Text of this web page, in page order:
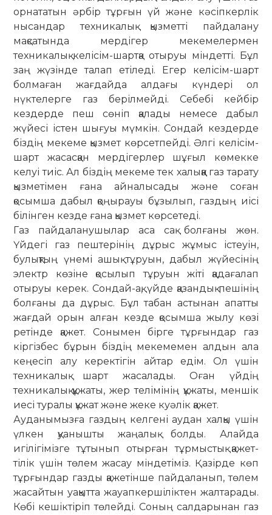
орнататын әрбір тұрғын үй және кәсіпкерлік
нысандар техникалық қызметті пайдалану
мақсатында мердігер мекемелермен
техникалық келісім-шартқа отыруы міндетті. Бұл
заң жүзінде талап етіледі. Егер келісім-шарт
болмаған жағдайда алдағы күндері ол
нүктелерге газ берілмейді. Себебі кейбір
кездерде пеш сөніп қалады немесе дабыл
жүйесі істен шығуы мүмкін. Сондай кездерде
біздің мекеме қызмет көрсетпейді. Әлгі келісім-
шарт жа­сас­қан мердігерлер шұғыл кө­мекке
келуі тиіс. Ал біздің ме­кеме тек халыққа газ тарату
қыз­метімен ғана айналысады және соған
қосымша дабыл қоңырауы бұзылып, газдың иісі
білінген кезде ғана қызмет көрсетеді.
Газ пайдаланушылар аса сақ болғаны жөн.
Үйдегі газ пештерінің дұрыс жұмыс істеуін,
булықтың үнемі ашық тұруын, дабыл жүйесінің
электр көзіне қосылып тұруын жіті қадағалап
отыруы керек. Сондай-ақ, үйде қазандық пешінің
болғаны да дұрыс. Бұл табан астынан апатты
жағдай орын алған кезде қосымша жылу көзі
ретінде қажет. Сонымен бірге тұрғындар газ
кіргізбес бұрын біздің мекемемен алдын ала
кеңесіп алу керектігін айтар едім. Ол үшін
техникалық шарт жасалады. Оған үйдің
техникалық құжаты, жер телімінің құжаты, меншік
иесі туралы құжат және жеке куәлік қажет.
Ауданымызға газдың келгені ау­дан халқы үшін
үлкен қуанышты жаңалық болды. Алайда
игілігімізге тұтынып отырған тұрмыстық қажет­
тілік үшін төлем жасау міндетіміз. Қазірде көп
тұрғындар газды қаже­тінше пайдаланып, төлем
жасайтын уақытта жауапкершіліктен жалта­рады.
Көбі кешіктіріп төлейді. Соның салдарынан газ